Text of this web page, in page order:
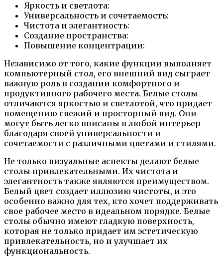
Яркость и светлота:
Универсальность и сочетаемость:
Чистота и элегантность:
Создание пространства:
Повышение концентрации:
Независимо от того, какие функции выполняет
компьютерный стол, его внешний вид сыграет
важную роль в создании комфортного и
продуктивного рабочего места. Белые столы
отличаются яркостью и светлотой, что придает
помещению свежий и просторный вид. Они
могут быть легко вписаны в любой интерьер
благодаря своей универсальности и
сочетаемости с различными цветами и стилями.
Не только визуальные аспекты делают белые
столы привлекательными. Их чистота и
элегантность также являются преимуществом.
Белый цвет создает иллюзию чистоты, и это
особенно важно для тех, кто хочет поддерживать
свое рабочее место в идеальном порядке. Белые
столы обычно имеют гладкую поверхность,
которая не только придает им эстетическую
привлекательность, но и улучшает их
функциональность.